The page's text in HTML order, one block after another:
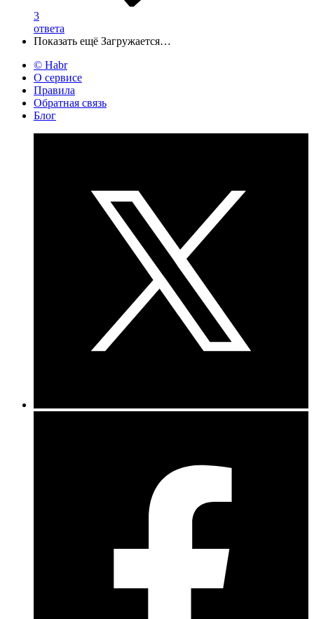
3
ответа
Показать ещё Загружается…
© Habr
О сервисе
Правила
Обратная связь
Блог